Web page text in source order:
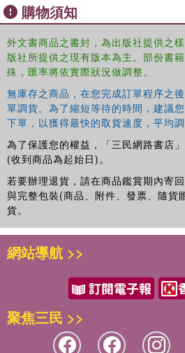
Written by a leading practitioner
reflections and planning for
essential reading for school
wanting to develop an authentic,
school staff culture.
School Staff Culturebenefits from
school development package,
and resources to structure a
leadership and specialist culture
supports the input, reflection,
contextualised application and
the ideas inSchool Staff Cultureto
can be downloaded from
www.routledge.com/
購物須知
外文書商品之書封，為出版社提供之
版社所提供之現有版本為主。部份書
殊，匯率將依實際狀況做調整。
無庫存之商品，在您完成訂單程序之
單調貨。為了縮短等待的時間，建議
下單，以獲得最快的取貨速度，平均
為了保護您的權益，「三民網路書店」
(收到商品為起始日)。
若要辦理退貨，請在商品鑑賞期內寄
與完整包裝(商品、附件、發票、隨貨
貨。
網站導航 >>
聚焦三民 >>